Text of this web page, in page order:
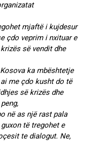
mjaftë i kujdesur
çdo veprim i nxituar e
së vendit dhe
ka mbështetje
me çdo kusht do të
së krizës dhe
në as një rast pala
të tregohet e
te dialogut. Ne,